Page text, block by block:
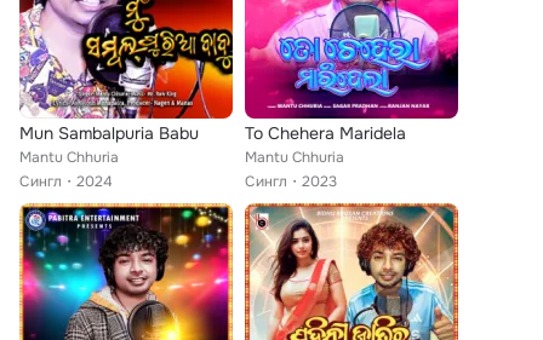
Mun Sambalpuria Babu
Mantu Chhuria
Сингл
2024
To Chehera Maridela
Mantu Chhuria
Сингл
2023